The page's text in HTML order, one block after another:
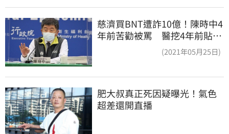
慈濟買BNT遭詐10億！陳時中4
年前苦勸被罵 醫挖4年前貼
(2021年05月25日)
肥大叔真正死因疑曝光！氣色
超差還開直播